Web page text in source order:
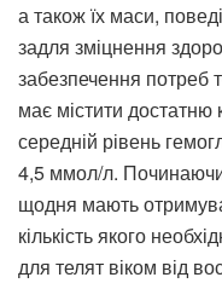
а також їх маси,
задля зміцнення
забезпечення потреб
має містити достатню
середній рівень
4,5 ммол/л. Починаючи
щодня мають
кількість якого
для телят віком від